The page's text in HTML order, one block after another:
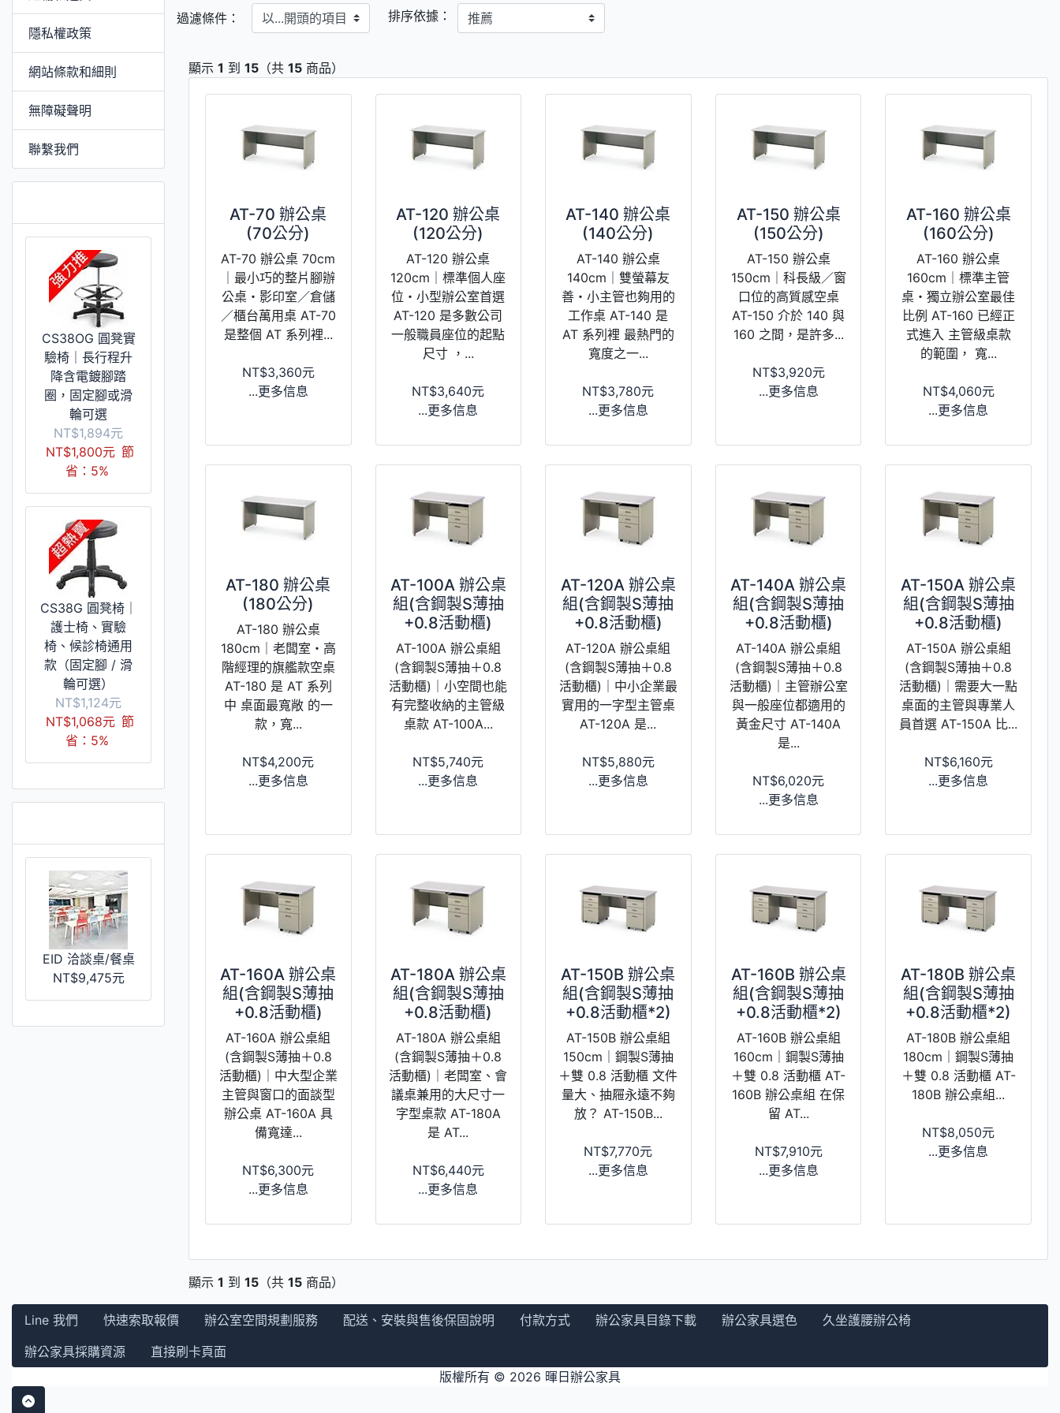
隱私權政策
網站條款和細則
無障礙聲明
聯繫我們
CS38OG 圓凳實
驗椅｜長行程升
降含電鍍腳踏
圈，固定腳或滑
輪可選
NT$1,894元
NT$1,800元 節
省：5%
CS38G 圓凳椅｜
護士椅、實驗
椅、候診椅通用
款（固定腳 / 滑
輪可選）
NT$1,124元
NT$1,068元 節
省：5%
EID 洽談桌/餐桌
NT$9,475元
過濾條件：
排序依據：
顯示 1 到 15 （共 15 商品）
AT-70 辦公桌
(70公分)
AT-70 辦公桌 70cm
｜最小巧的整片腳辦
公桌・影印室／倉儲
／櫃台萬用桌 AT-70
是整個 AT 系列裡...
NT$3,360元
...更多信息
AT-120 辦公桌
(120公分)
AT-120 辦公桌
120cm｜標準個人座
位・小型辦公室首選
AT-120 是多數公司
一般職員座位的起點
尺寸 ，...
NT$3,640元
...更多信息
AT-140 辦公桌
(140公分)
AT-140 辦公桌
140cm｜雙螢幕友
善・小主管也夠用的
工作桌 AT-140 是
AT 系列裡 最熱門的
寬度之一...
NT$3,780元
...更多信息
AT-150 辦公桌
(150公分)
AT-150 辦公桌
150cm｜科長級／窗
口位的高質感空桌
AT-150 介於 140 與
160 之間，是許多...
NT$3,920元
...更多信息
AT-160 辦公桌
(160公分)
AT-160 辦公桌
160cm｜標準主管
桌・獨立辦公室最佳
比例 AT-160 已經正
式進入 主管級桌款
的範圍， 寬...
NT$4,060元
...更多信息
AT-180 辦公桌
(180公分)
AT-180 辦公桌
180cm｜老闆室・高
階經理的旗艦款空桌
AT-180 是 AT 系列
中 桌面最寬敞 的一
款，寬...
NT$4,200元
...更多信息
AT-100A 辦公桌
組(含鋼製S薄抽
+0.8活動櫃)
AT-100A 辦公桌組
(含鋼製S薄抽＋0.8
活動櫃)｜小空間也能
有完整收納的主管級
桌款 AT-100A...
NT$5,740元
...更多信息
AT-120A 辦公桌
組(含鋼製S薄抽
+0.8活動櫃)
AT-120A 辦公桌組
(含鋼製S薄抽＋0.8
活動櫃)｜中小企業最
實用的一字型主管桌
AT-120A 是...
NT$5,880元
...更多信息
AT-140A 辦公桌
組(含鋼製S薄抽
+0.8活動櫃)
AT-140A 辦公桌組
(含鋼製S薄抽＋0.8
活動櫃)｜主管辦公室
與一般座位都適用的
黃金尺寸 AT-140A
是...
NT$6,020元
...更多信息
AT-150A 辦公桌
組(含鋼製S薄抽
+0.8活動櫃)
AT-150A 辦公桌組
(含鋼製S薄抽＋0.8
活動櫃)｜需要大一點
桌面的主管與專業人
員首選 AT-150A 比...
NT$6,160元
...更多信息
AT-160A 辦公桌
組(含鋼製S薄抽
+0.8活動櫃)
AT-160A 辦公桌組
(含鋼製S薄抽＋0.8
活動櫃)｜中大型企業
主管與窗口的面談型
辦公桌 AT-160A 具
備寬達...
NT$6,300元
...更多信息
AT-180A 辦公桌
組(含鋼製S薄抽
+0.8活動櫃)
AT-180A 辦公桌組
(含鋼製S薄抽＋0.8
活動櫃)｜老闆室、會
議桌兼用的大尺寸一
字型桌款 AT-180A
是 AT...
NT$6,440元
...更多信息
AT-150B 辦公桌
組(含鋼製S薄抽
+0.8活動櫃*2)
AT-150B 辦公桌組
150cm｜鋼製S薄抽
＋雙 0.8 活動櫃 文件
量大、抽屜永遠不夠
放？ AT-150B...
NT$7,770元
...更多信息
AT-160B 辦公桌
組(含鋼製S薄抽
+0.8活動櫃*2)
AT-160B 辦公桌組
160cm｜鋼製S薄抽
＋雙 0.8 活動櫃 AT-
160B 辦公桌組 在保
留 AT...
NT$7,910元
...更多信息
AT-180B 辦公桌
組(含鋼製S薄抽
+0.8活動櫃*2)
AT-180B 辦公桌組
180cm｜鋼製S薄抽
＋雙 0.8 活動櫃 AT-
180B 辦公桌組...
NT$8,050元
...更多信息
顯示 1 到 15 （共 15 商品）
Line 我們 快速索取報價 辦公室空間規劃服務 配送、安裝與售後保固說明 付款方式 辦公家具目錄下載 辦公家具選色
久坐護腰辦公椅
辦公家具採購資源
直接刷卡頁面
版權所有 © 2026 暉日辦公家具